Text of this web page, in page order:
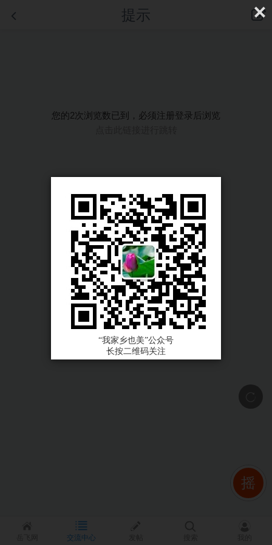
提示
您的2次浏览数已到，必须注册登录后浏览
摇
首页 登录 | 注册
手机版 | 电脑版 |
客户端
© Comsenz Inc.
交流中心
“我家乡也美”公众号
长按二维码关注